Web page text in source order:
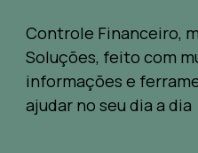
Controle Financeiro,
Soluções, feito com
informações e
ajudar no seu dia a dia